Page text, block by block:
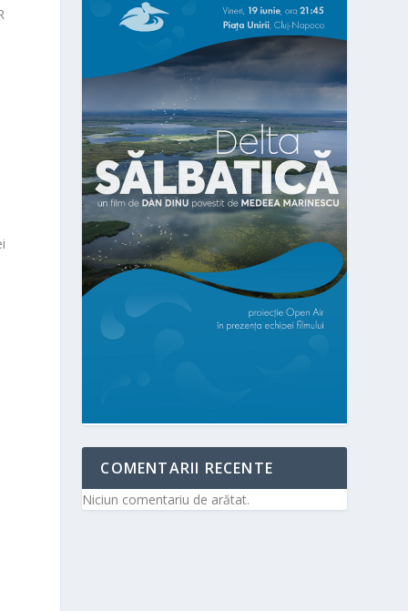
COMENTARII RECENTE
Niciun comentariu de arătat.